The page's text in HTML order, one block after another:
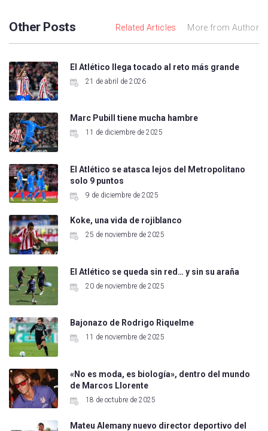
Other Posts Related Articles More from Author
El Atlético llega tocado al reto más grande
21 de abril de 2026
Marc Pubill tiene mucha hambre
11 de diciembre de 2025
El Atlético se atasca lejos del Metropolitano
solo 9 puntos
9 de diciembre de 2025
Koke, una vida de rojiblanco
25 de noviembre de 2025
El Atlético se queda sin red… y sin su araña
20 de noviembre de 2025
Bajonazo de Rodrigo Riquelme
11 de noviembre de 2025
«No es moda, es biología», dentro del mundo
de Marcos Llorente
18 de octubre de 2025
Mateu Alemany nuevo director deportivo del